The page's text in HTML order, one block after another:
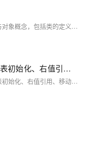
在上一篇博客中，我们学习了C++的基础类与对象概念，包括类的定义、对象的使用和构造函数的作用。在这一篇，我们将深入探讨C++类的一些重要特性，如构造函数的高级用法、类型转换、static成员、友元、内部类、匿名对象，以及对象拷贝优化等。这些内容可以帮助你更好地理解和应用面向对象编程的核心理念，提升代码的健壮性、灵活性和可维护性。
【c++11】c++11新特性（上）（列表初始化、右值引用和移动语义、类的新默认成员函数、lambda表达式）
C++11为C++带来了革命性变化，引入了列表初始化、右值引用、移动语义、类的新默认成员函数和lambda表达式等特性。列表初始化统一了对象初始化方式，initializer_list简化了容器多元素初始化；右值引用和移动语义优化了资源管理，减少拷贝开销；类新增移动构造和移动赋值函数提升性能；lambda表达式提供匿名函数对象，增强代码简洁性和灵活性。这些特性共同推动了现代C++编程的发展，提升了开发效率与程序性能。